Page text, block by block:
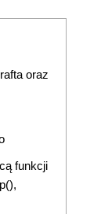
oraz
funkcji